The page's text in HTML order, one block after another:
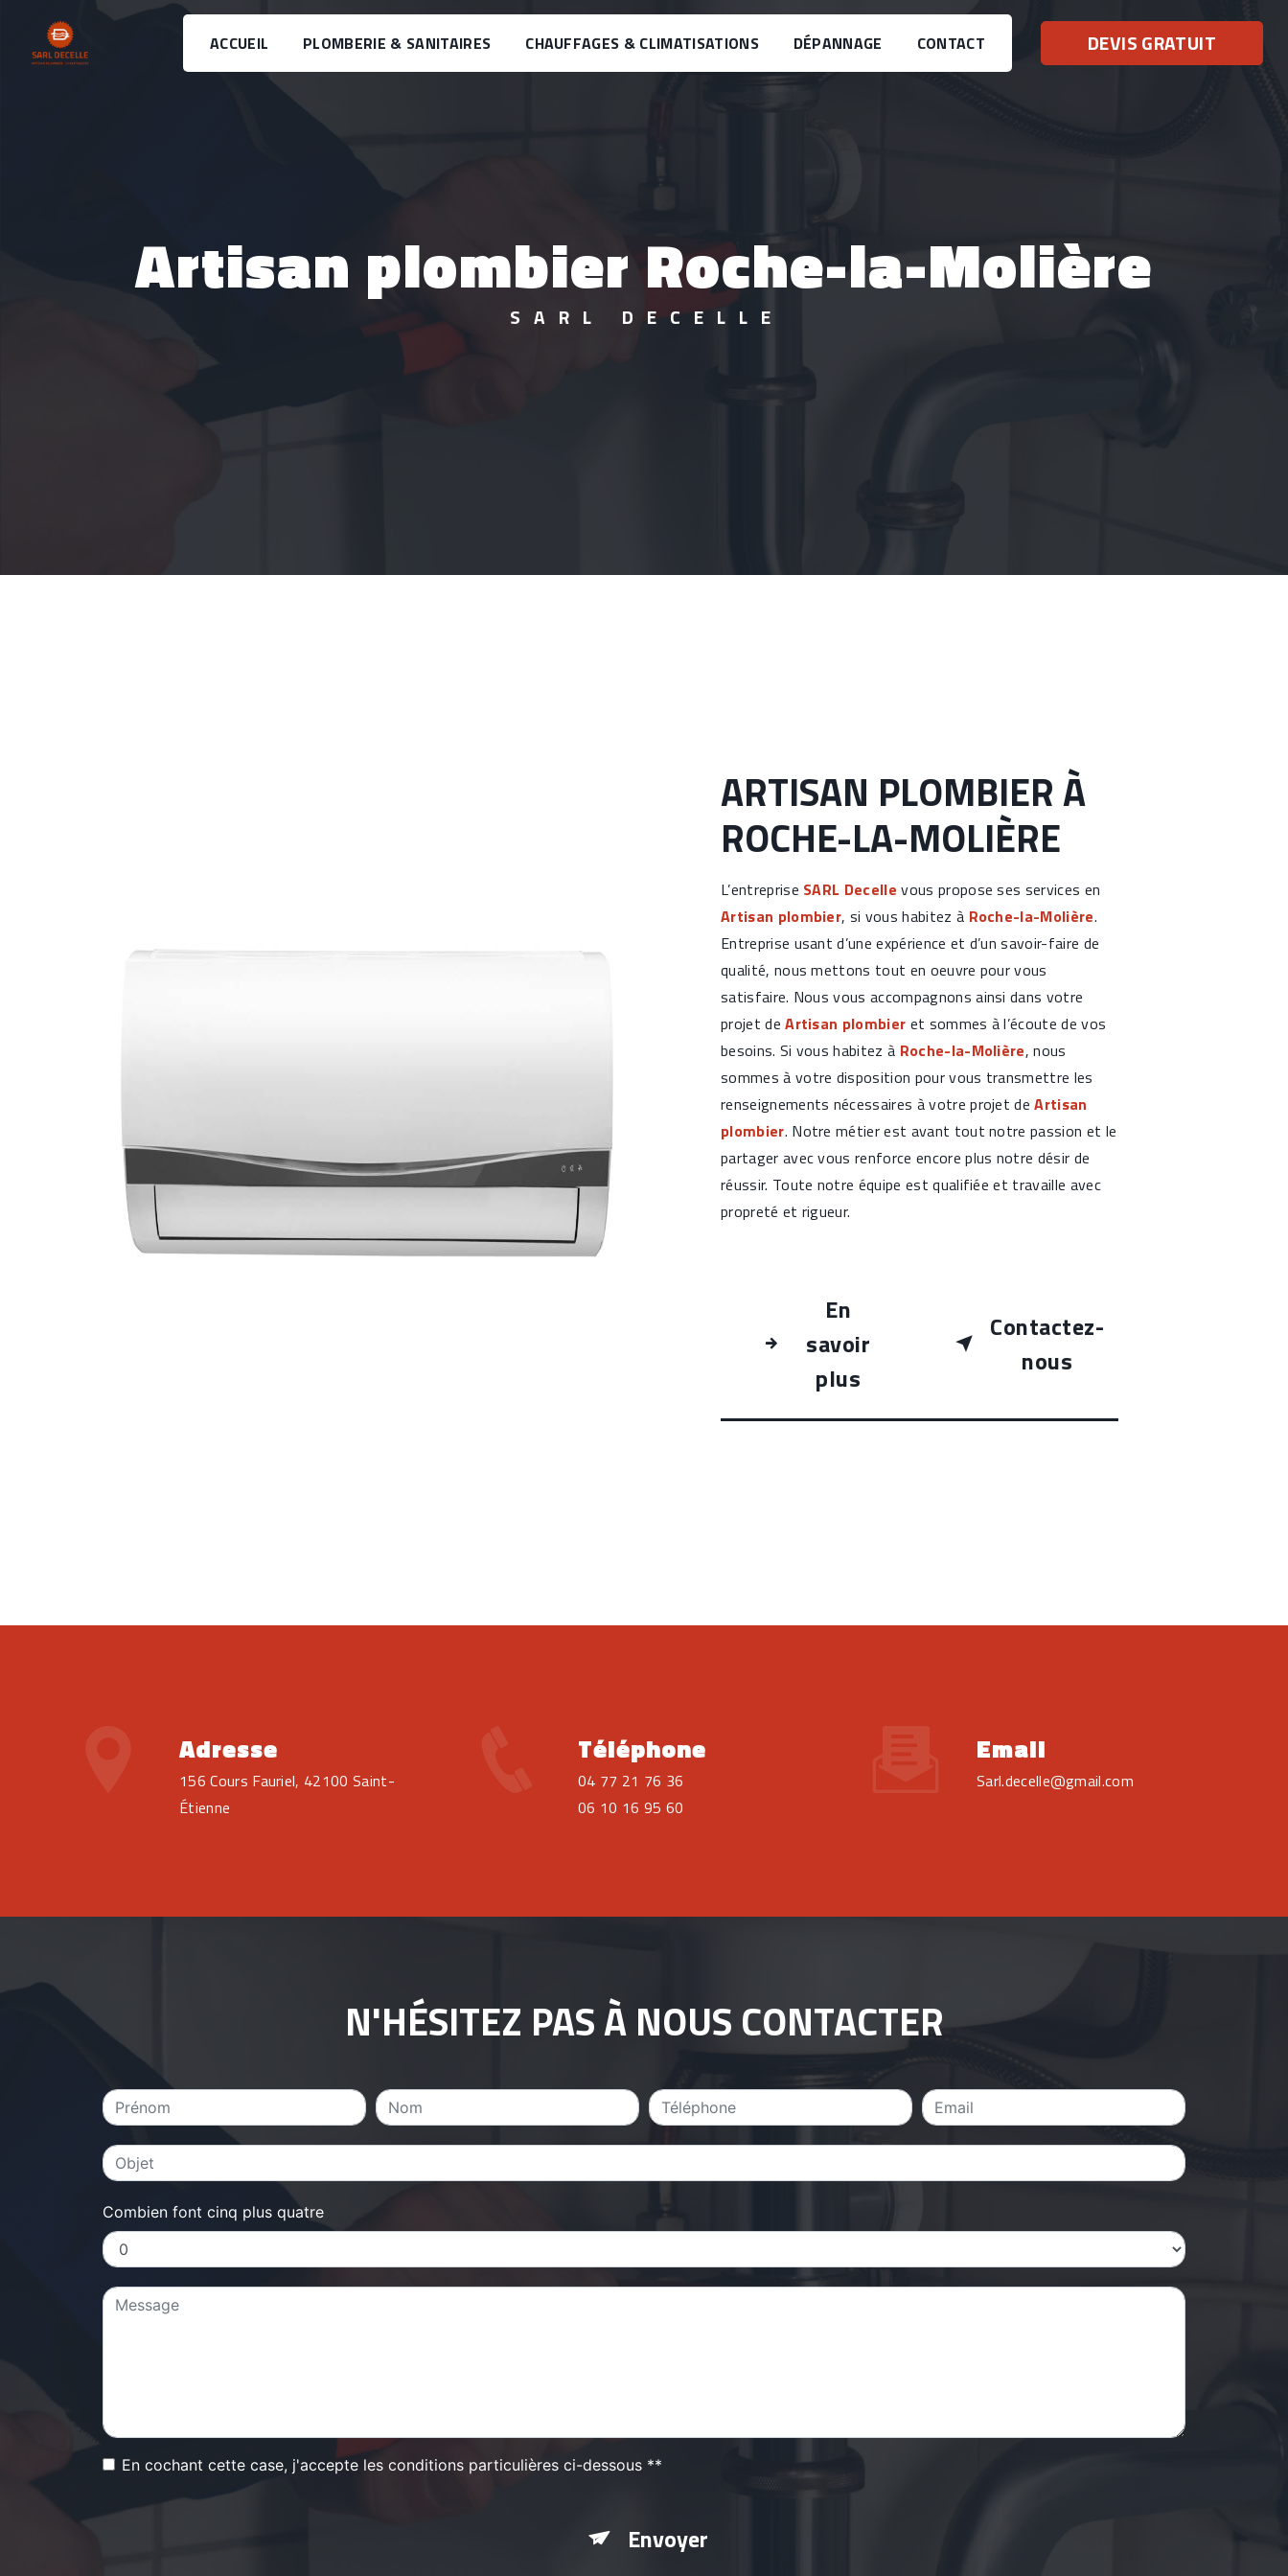
ACCUEIL PLOMBERIE & SANITAIRES CHAUFFAGES & CLIMATISATIONS DÉPANNAGE CONTACT DEVIS GRATUIT
Artisan plombier Roche-la-Molière
SARL DECELLE
ARTISAN PLOMBIER À
ROCHE-LA-MOLIÈRE
L’entreprise SARL Decelle vous propose ses services en
Artisan plombier, si vous habitez à Roche-la-Molière.
Entreprise usant d’une expérience et d’un savoir-faire de
qualité, nous mettons tout en oeuvre pour vous
satisfaire. Nous vous accompagnons ainsi dans votre
projet deArtisan plombier et sommes à l’écoute de vos
besoins. Si vous habitez à Roche-la-Molière, nous
sommes à votre disposition pour vous transmettre les
renseignements nécessaires à votre projet deArtisan
plombier. Notre métier est avant tout notre passion et le
partager avec vous renforce encore plus notre désir de
réussir. Toute notre équipe est qualifiée et travaille avec
propreté et rigueur.
En
savoir
plus
Contactez-
nous
Adresse
156 Cours Fauriel, 42100 Saint-
Étienne
Téléphone
04 77 21 76 36
06 10 16 95 60
Email
sarl.decelle@gmail.com
N'HÉSITEZ PAS À NOUS CONTACTER
Combien font cinq plus quatre
En cochant cette case, j'accepte les conditions particulières ci-dessous **
Envoyer
Panneau de gestion des cookies